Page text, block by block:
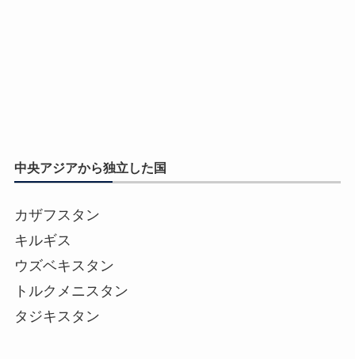
中央アジアから独立した国
カザフスタン
キルギス
ウズベキスタン
トルクメニスタン
タジキスタン